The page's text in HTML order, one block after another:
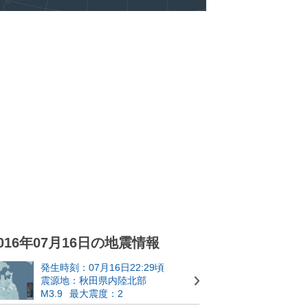
年07月16日の地震情報
発生時刻：07月16日22:29頃
震源地：秋田県内陸北部
M3.9
最大震度：2